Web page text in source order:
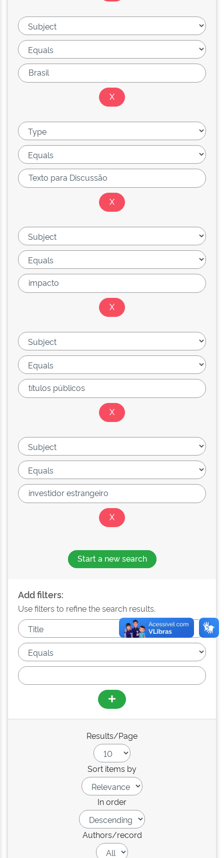
Start a new search
Add filters:
Use filters to refine the search results.
Results/Page
Sort items by
In order
Authors/record